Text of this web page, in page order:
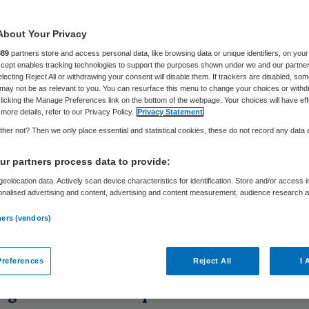
Ingrid Grutters
weigeren ziekenhuizen de opleidingskosten
in opleiding (AIO’s) te betalen. Ziekenhuizen
financiële vergoeding voor het dichten
begroting. Het gaat om “tientallen miljoenen
voor de bijna 5000 AIO’s. Dit stelt Jan van
voorzitter van de Nederlandse Orthopaedische
zijn jaarrede vrijdag 16 januari tijdens het
in Rosmalen.
Your Privacy
partners store and access personal data, like browsing data or unique identifiers, on
enables tracking technologies to support the purposes shown under we and our
Reject All or withdrawing your consent will disable them. If trackers are disabled,
not be as relevant to you. You can resurface this menu to change your choices or
the Manage Preferences link on the bottom of the webpage. Your choices will have
details, refer to our Privacy Policy. Privacy Statement
not? Then we only place essential and statistical cookies, these do not record any data
partners process data to provide:
data. Actively scan device characteristics for identification. Store and/or access
advertising and content, advertising and content measurement, audience research
(vendors)
Reject All I